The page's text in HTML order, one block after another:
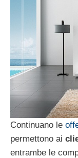
Continuano le
permettono ai
entrambe le